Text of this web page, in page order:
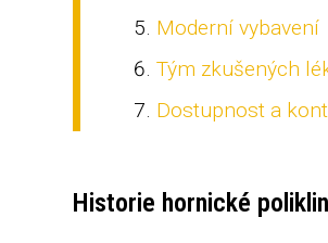
Moderní vybavení
Tým zkušených
Dostupnost a
Historie hornické